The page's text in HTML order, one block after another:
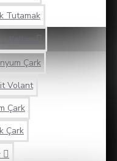
Tutamak
Kolları
Çark
Volant
Çark
Çark